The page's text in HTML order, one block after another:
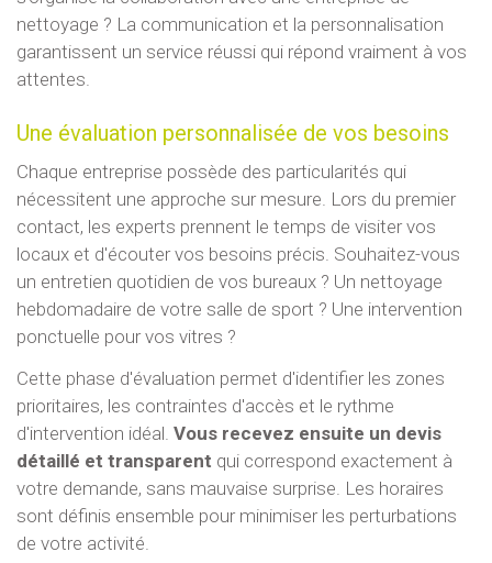
nettoyage ? La communication et la personnalisation
garantissent un service réussi qui répond vraiment à vos
attentes.
Une évaluation personnalisée de vos besoins
Chaque entreprise possède des particularités qui
nécessitent une approche sur mesure. Lors du premier
contact, les experts prennent le temps de visiter vos
locaux et d'écouter vos besoins précis. Souhaitez-vous
un entretien quotidien de vos bureaux ? Un nettoyage
hebdomadaire de votre salle de sport ? Une intervention
ponctuelle pour vos vitres ?
Cette phase d'évaluation permet d'identifier les zones
prioritaires, les contraintes d'accès et le rythme
d'intervention idéal. Vous recevez ensuite un devis
détaillé et transparent qui correspond exactement à
votre demande, sans mauvaise surprise. Les horaires
sont définis ensemble pour minimiser les perturbations
de votre activité.